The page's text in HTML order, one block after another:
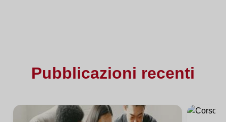
Pubblicazioni recenti